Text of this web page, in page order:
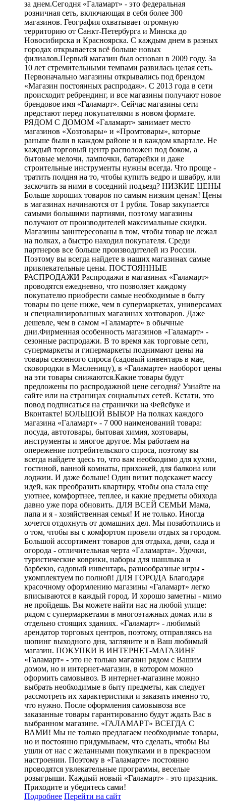
за днем.Сегодня «Галамарт» - это федеральная
розничная сеть, включающая в себя более 300
магазинов. География охватывает огромную
территорию от Санкт-Петербурга и Минска до
Новосибирска и Красноярска. С каждым днем в разных
городах открывается всё больше новых
филиалов.Первый магазин был основан в 2009 году. За
10 лет стремительными темпами развилась целая сеть.
Первоначально магазины открывались под брендом
«Магазин постоянных распродаж». С 2013 года в сети
происходит ребрендинг, и все магазины получают новое
брендовое имя «Галамарт». Сейчас магазины сети
предстают перед покупателями в новом формате.
РЯДОМ С ДОМОМ «Галамарт» занимает место
магазинов «Хозтовары» и «Промтовары», которые
раньше были в каждом районе и в каждом квартале. Не
каждый торговый центр расположен под боком, а
бытовые мелочи, лампочки, батарейки и даже
строительные инструменты нужны всегда. Что проще -
тратить полдня на то, чтобы купить ведро и швабру, или
заскочить за ними в соседний подъезд? НИЗКИЕ ЦЕНЫ
Больше хороших товаров по самым низким ценам! Цены
в магазинах начинаются от 1 рубля. Товар закупается
самыми большими партиями, поэтому магазины
получают от производителей максимальные скидки.
Магазины заинтересованы в том, чтобы товар не лежал
на полках, а быстро находил покупателя. Среди
партнеров все больше производителей из России.
Поэтому вы всегда найдете в наших магазинах самые
привлекательные цены. ПОСТОЯННЫЕ
РАСПРОДАЖИ Распродажи в магазинах «Галамарт»
проводятся ежедневно, что позволяет каждому
покупателю приобрести самые необходимые в быту
товары по цене ниже, чем в супермаркетах, универсамах
и специализированных магазинах хозтоваров. Даже
дешевле, чем в самом «Галамарте» в обычные
дни.Фирменная особенность магазинов «Галамарт» -
сезонные распродажи. В то время как торговые сети,
супермаркеты и гипермаркеты поднимают цены на
товары сезонного спроса (садовый инвентарь в мае,
сковородки в Масленицу), в «Галамарте» наоборот цены
на эти товары снижаются.Какие товары будут
предложены по распродажной цене сегодня? Узнайте на
сайте или на страницах социальных сетей. Кстати, это
повод подписаться на странички на Фейсбуке и
Вконтакте! БОЛЬШОЙ ВЫБОР На полках каждого
магазина «Галамарт» - 7 000 наименований товара:
посуда, автотовары, бытовая химия, хозтовары,
инструменты и многое другое. Мы работаем на
опережение потребительского спроса, поэтому вы
всегда найдете здесь то, что вам необходимо для кухни,
гостиной, ванной комнаты, прихожей, для балкона или
лоджии. И даже больше! Один визит подскажет массу
идей, как преобразить квартиру, чтобы она стала еще
уютнее, комфортнее, теплее, и какие предметы обихода
давно уже пора обновить. ДЛЯ ВСЕЙ СЕМЬИ Мама,
папа и я - хозяйственная семья! И не только. Иногда
хочется отдохнуть от домашних дел. Мы позаботились и
о том, чтобы вы с комфортом провели отдых за городом.
Большой ассортимент товаров для отдыха, дачи, сада и
огорода - отличительная черта «Галамарта». Удочки,
туристические коврики, наборы для шашлыка и
барбекю, садовый инвентарь, разнообразные игры -
укомплектуем по полной! ДЛЯ ГОРОДА Благодаря
красочному оформлению магазины «Галамарт» легко
вписываются в каждый город. И хорошо заметны - мимо
не пройдешь. Вы можете найти нас на любой улице:
рядом с супермаркетами в многоэтажных домах или в
отдельно стоящих зданиях. «Галамарт» - любимый
арендатор торговых центров, поэтому, отправляясь на
шопинг выходного дня, загляните и в Ваш любимый
магазин. ПОКУПКИ В ИНТЕРНЕТ-МАГАЗИНЕ
«Галамарт» - это не только магазин рядом с Вашим
домом, но и интернет-магазин, в котором можно
оформить самовывоз. В интернет-магазине можно
выбрать необходимые в быту предметы, как следует
рассмотреть их характеристики и заказать именно то,
что нужно. После оформления самовывоза все
заказанные товары гарантированно будут ждать Вас в
выбранном магазине. «ГАЛАМАРТ» ВСЕГДА С
ВАМИ! Мы не только предлагаем необходимые товары,
но и постоянно придумываем, что сделать, чтобы Вы
ушли от нас с желанными покупками и в прекрасном
настроении. Поэтому в «Галамарте» постоянно
проводятся увлекательные программы, веселые
розыгрыши. Каждый новый «Галамарт» - это праздник.
Приходите и убедитесь сами!
Подробнее Перейти на сайт